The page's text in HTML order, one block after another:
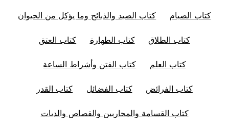
كتاب الصيام كتاب الصيد والذبائح وما يؤكل من الحيوان
كتاب الطلاق كتاب الطهارة كتاب العتق
كتاب العلم كتاب الفتن وأشراط الساعة
كتاب الفرائض كتاب الفضائل كتاب القدر
كتاب القسامة والمحاربين والقصاص والديات